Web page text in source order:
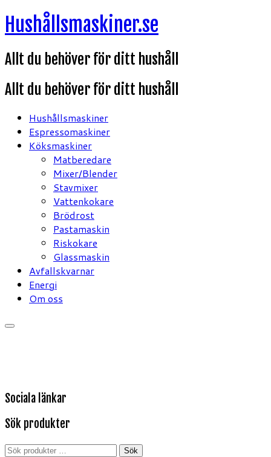
Hoppa
till
Hushållsmaskiner.se
Allt du behöver för ditt hushåll
Allt du behöver för ditt hushåll
Hushållsmaskiner
Espressomaskiner
Köksmaskiner
Matberedare
Mixer/Blender
Stavmixer
Vattenkokare
Brödrost
Pastamaskin
Riskokare
Glassmaskin
Avfallskvarnar
Energi
Om oss
Sociala länkar
Sök produkter
Sök
Sök